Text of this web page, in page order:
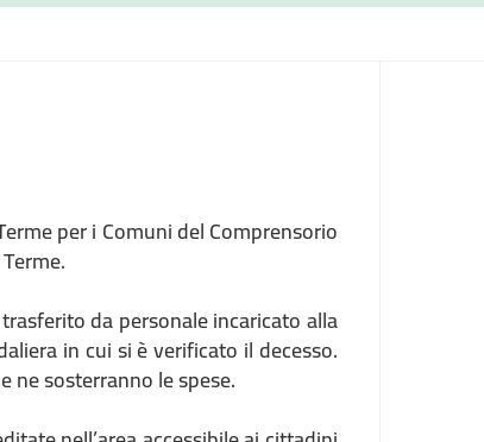
per i Comuni del Comprensorio
da personale incaricato alla
in cui si è verificato il decesso.
ne sosterranno le spese.